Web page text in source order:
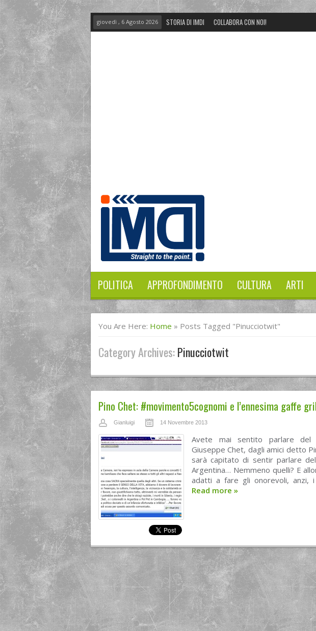
giovedì , 6 Agosto 2026 STORIA DI IMDI COLLABORA CON NOI!
POLITICA APPROFONDIMENTO CULTURA ARTI
You Are Here: Home » Posts Tagged "pinucciotwit"
Category Archives:Pinucciotwit
Pino Chet: #movimento5cognomi e l’ennesima gaffe
Gianluigi 14 Novembre 2013
Avete mai sentito parlare del
Giuseppe Chet, dagli amici detto
sarà capitato di sentir parlare
Argentina… Nemmeno quelli? E
adatti a fare gli onorevoli, anzi, i
Read more »